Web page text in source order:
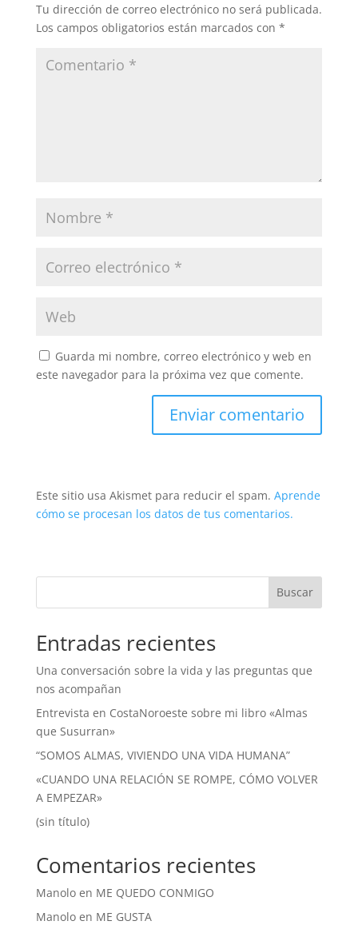
Tu dirección de correo electrónico no será publicada.
Los campos obligatorios están marcados con *
Guarda mi nombre, correo electrónico y web en
este navegador para la próxima vez que comente.
Este sitio usa Akismet para reducir el spam. Aprende
cómo se procesan los datos de tus comentarios.
Buscar
Entradas recientes
Una conversación sobre la vida y las preguntas que
nos acompañan
Entrevista en CostaNoroeste sobre mi libro «Almas
que Susurran»
“SOMOS ALMAS, VIVIENDO UNA VIDA HUMANA”
«CUANDO UNA RELACIÓN SE ROMPE, CÓMO VOLVER
A EMPEZAR»
(sin título)
Comentarios recientes
Manoloen ME QUEDO CONMIGO
Manoloen ME GUSTA